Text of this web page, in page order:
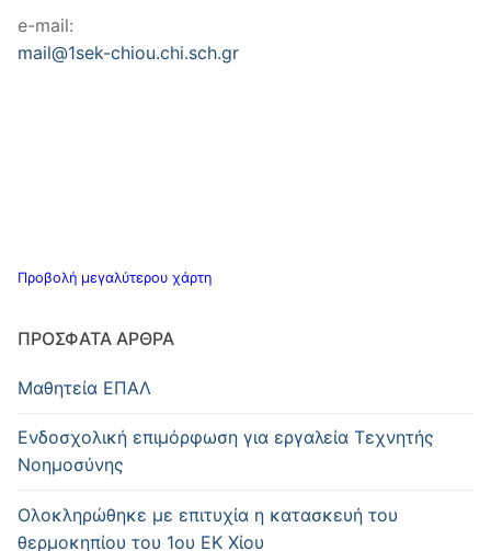
e-mail:
mail@1sek-chiou.chi.sch.gr
Προβολή μεγαλύτερου χάρτη
ΠΡΌΣΦΑΤΑ ΆΡΘΡΑ
Μαθητεία ΕΠΑΛ
Ενδοσχολική επιμόρφωση για εργαλεία Τεχνητής
Νοημοσύνης
Oλοκληρώθηκε με επιτυχία η κατασκευή του
θερμοκηπίου του 1ου ΕΚ Χίου